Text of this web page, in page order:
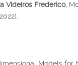
Videiros Frederico,